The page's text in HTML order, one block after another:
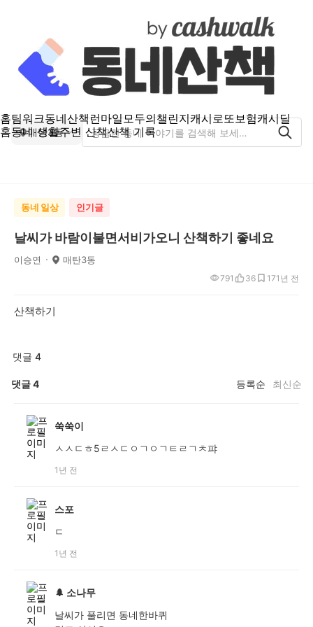
홈팀워크동네산책런마일모두의챌린지캐시로또보험캐시딜
홈동네 생활주변 산책산책 기록
매탄3동
동네 일상 인기글
날씨가 바람이불면서비가오니 산책하기 좋네요
이승연 매탄3동
1년 전
791 36 17
산책하기
댓글 4
댓글4 등록순 최신순
쑥쑥이
ㅅㅅㄷㅎ5ㄹㅅㄷㅇㄱㅇㄱㅌㄹㄱㅊ퍄
1년 전
스포
ㄷ
1년 전
🌲 소나무
날씨가 풀리면 동네한바퀴